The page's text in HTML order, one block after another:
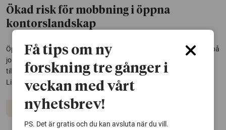
Ökad risk för mobbning i öppna
kontorslandskap
Öppna kontorslandskap medför en tydligt ökad risk för mobbning på
jobbet jämfört med om anställda har egna rum eller sitter
tillsammans med några få kollegor. Det framgår av forskning från
Linköpings universitet.
Arbetsliv Arbetsmiljö
Få tips om ny
forskning tre gånger i
veckan med vårt
nyhetsbrev!
PS. Det är gratis och du kan avsluta när du vill.